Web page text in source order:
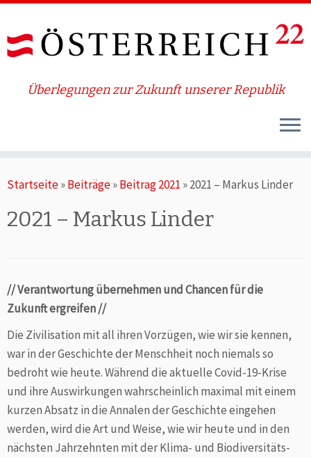
Inhalt
Überlegungen zur Zukunft unserer Republik
Startseite»Beiträge»Beitrag 2021 »2021 – Markus Linder
2021 – Markus Linder
// Verantwortung übernehmen und Chancen für die
Zukunft ergreifen //
Die Zivilisation mit all ihren Vorzügen, wie wir sie kennen,
war in der Geschichte der Menschheit noch niemals so
bedroht wie heute. Während die aktuelle Covid-19-Krise
und ihre Aus­wirkungen wahrscheinlich maximal mit einem
kurzen Absatz in die Annalen der Geschichte ein­gehen
werden, wird die Art und Weise, wie wir heute und in den
nächsten Jahrzehnten mit der Klima- und Bio­diversitäts­